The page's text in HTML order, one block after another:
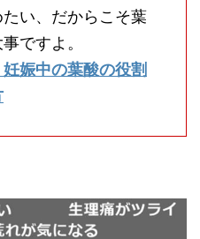
い、だからこそ葉
ですよ。
娠中の葉酸の役割